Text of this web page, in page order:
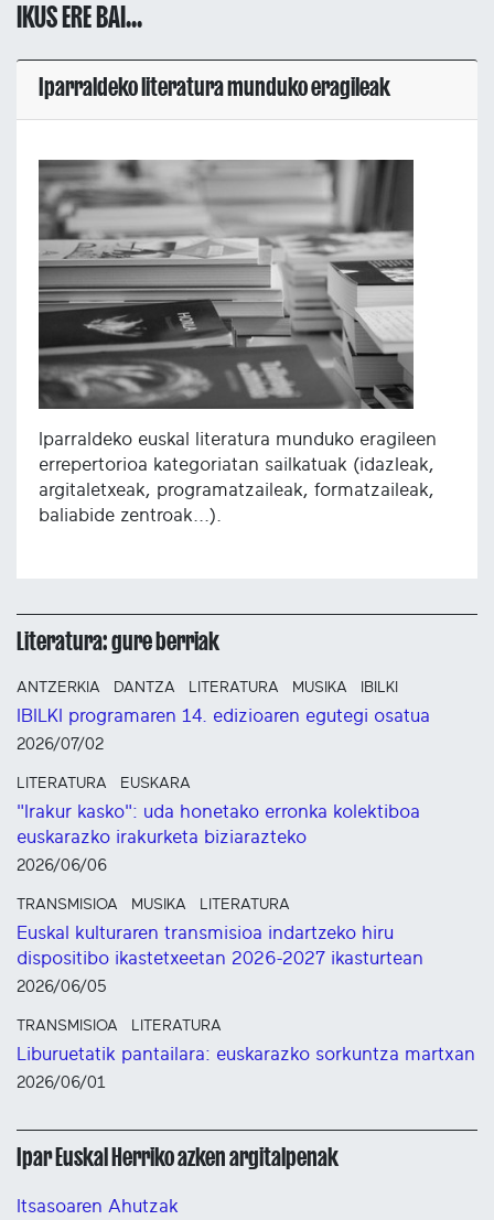
IKUS ERE BAI...
Iparraldeko literatura munduko eragileak
Iparraldeko euskal literatura munduko eragileen
errepertorioa kategoriatan sailkatuak (idazleak,
argitaletxeak, programatzaileak, formatzaileak,
baliabide zentroak...).
Literatura: gure berriak
ANTZERKIA DANTZA LITERATURA MUSIKA IBILKI
IBILKI programaren 14. edizioaren egutegi osatua
2026/07/02
LITERATURA EUSKARA
"Irakur kasko": uda honetako erronka kolektiboa
euskarazko irakurketa biziarazteko
2026/06/06
TRANSMISIOA MUSIKA LITERATURA
Euskal kulturaren transmisioa indartzeko hiru
dispositibo ikastetxeetan 2026-2027 ikasturtean
2026/06/05
TRANSMISIOA LITERATURA
Liburuetatik pantailara: euskarazko sorkuntza martxan
2026/06/01
Ipar Euskal Herriko azken argitalpenak
Itsasoaren Ahutzak